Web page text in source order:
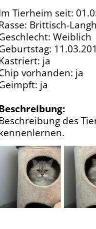
Tierheim seit:
Brittisch-
Weiblich
ja
vorhanden: ja
ja
des